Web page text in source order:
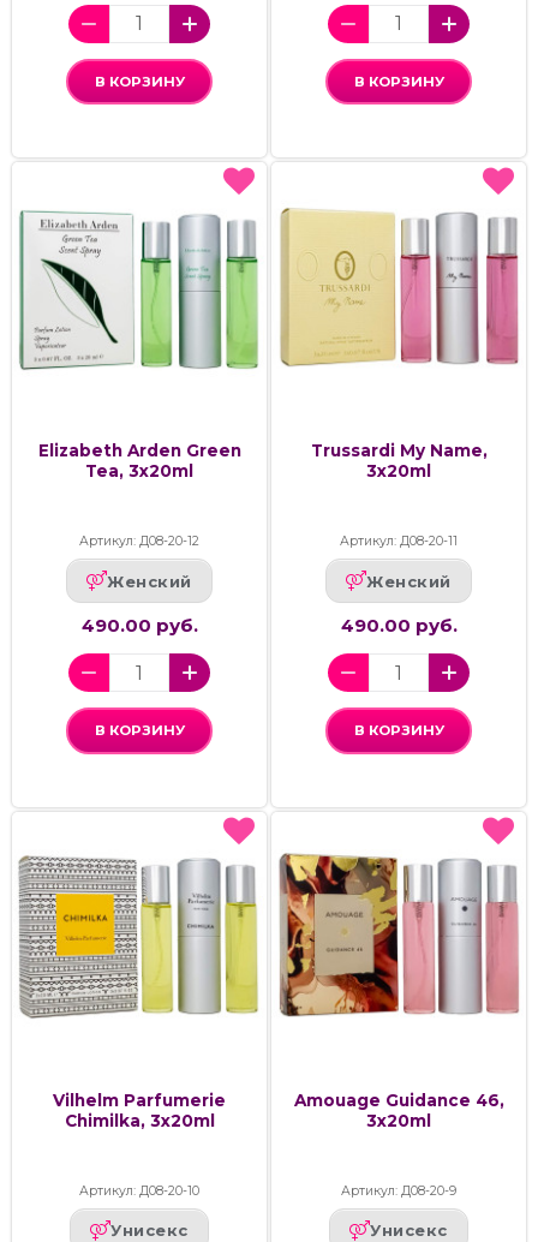
В КОРЗИНУ В КОРЗИНУ
Elizabeth Arden Green
Tea, 3x20ml
Артикул: Д08-20-12
Женский
490.00 руб.
В КОРЗИНУ
Trussardi My Name,
3x20ml
Артикул: Д08-20-11
Женский
490.00 руб.
В КОРЗИНУ
Vilhelm Parfumerie
Chimilka, 3х20ml
Артикул: Д08-20-10
Унисекс
Amouage Guidance 46,
3x20ml
Артикул: Д08-20-9
Унисекс